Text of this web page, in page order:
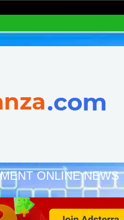
ONLINE NEWS